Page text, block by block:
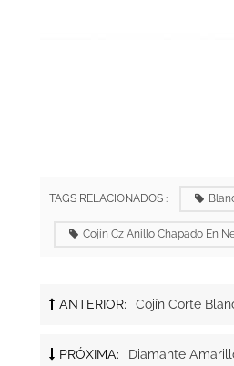
TAGS RELACIONADOS :
Cojín Cz Anillo Chapado En
ANTERIOR: Cojín Corte
PRÓXIMA: Diamante